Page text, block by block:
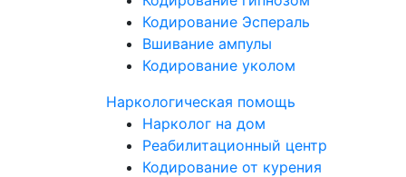
Кодирование Эспераль
Вшивание ампулы
Кодирование уколом
Наркологическая помощь
Нарколог на дом
Реабилитационный центр
Кодирование от курения